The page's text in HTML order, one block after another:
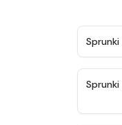
Sprunki